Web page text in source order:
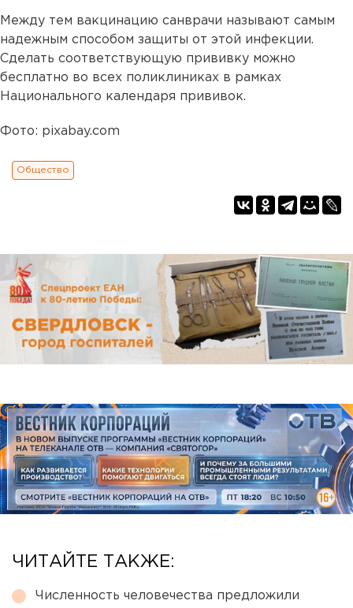
Между тем вакцинацию санврачи называют самым
надежным способом защиты от этой инфекции.
Сделать соответствующую прививку можно
бесплатно во всех поликлиниках в рамках
Национального календаря прививок.
Фото: pixabay.com
Общество
ЧИТАЙТЕ ТАКЖЕ:
Численность человечества предложили